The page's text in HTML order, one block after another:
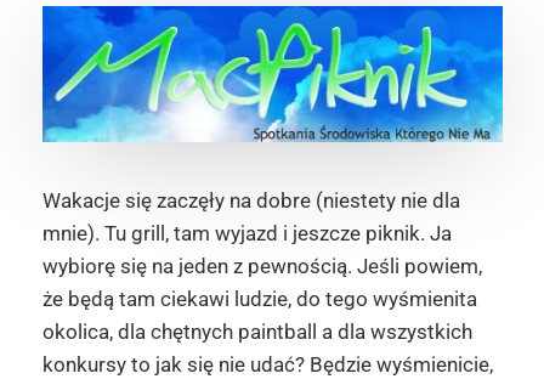
Wakacje się zaczęły na dobre (niestety nie dla
mnie). Tu grill, tam wyjazd i jeszcze piknik. Ja
wybiorę się na jeden z pewnością. Jeśli powiem,
że będą tam ciekawi ludzie, do tego wyśmienita
okolica, dla chętnych paintball a dla wszystkich
konkursy to jak się nie udać? Będzie wyśmienicie,